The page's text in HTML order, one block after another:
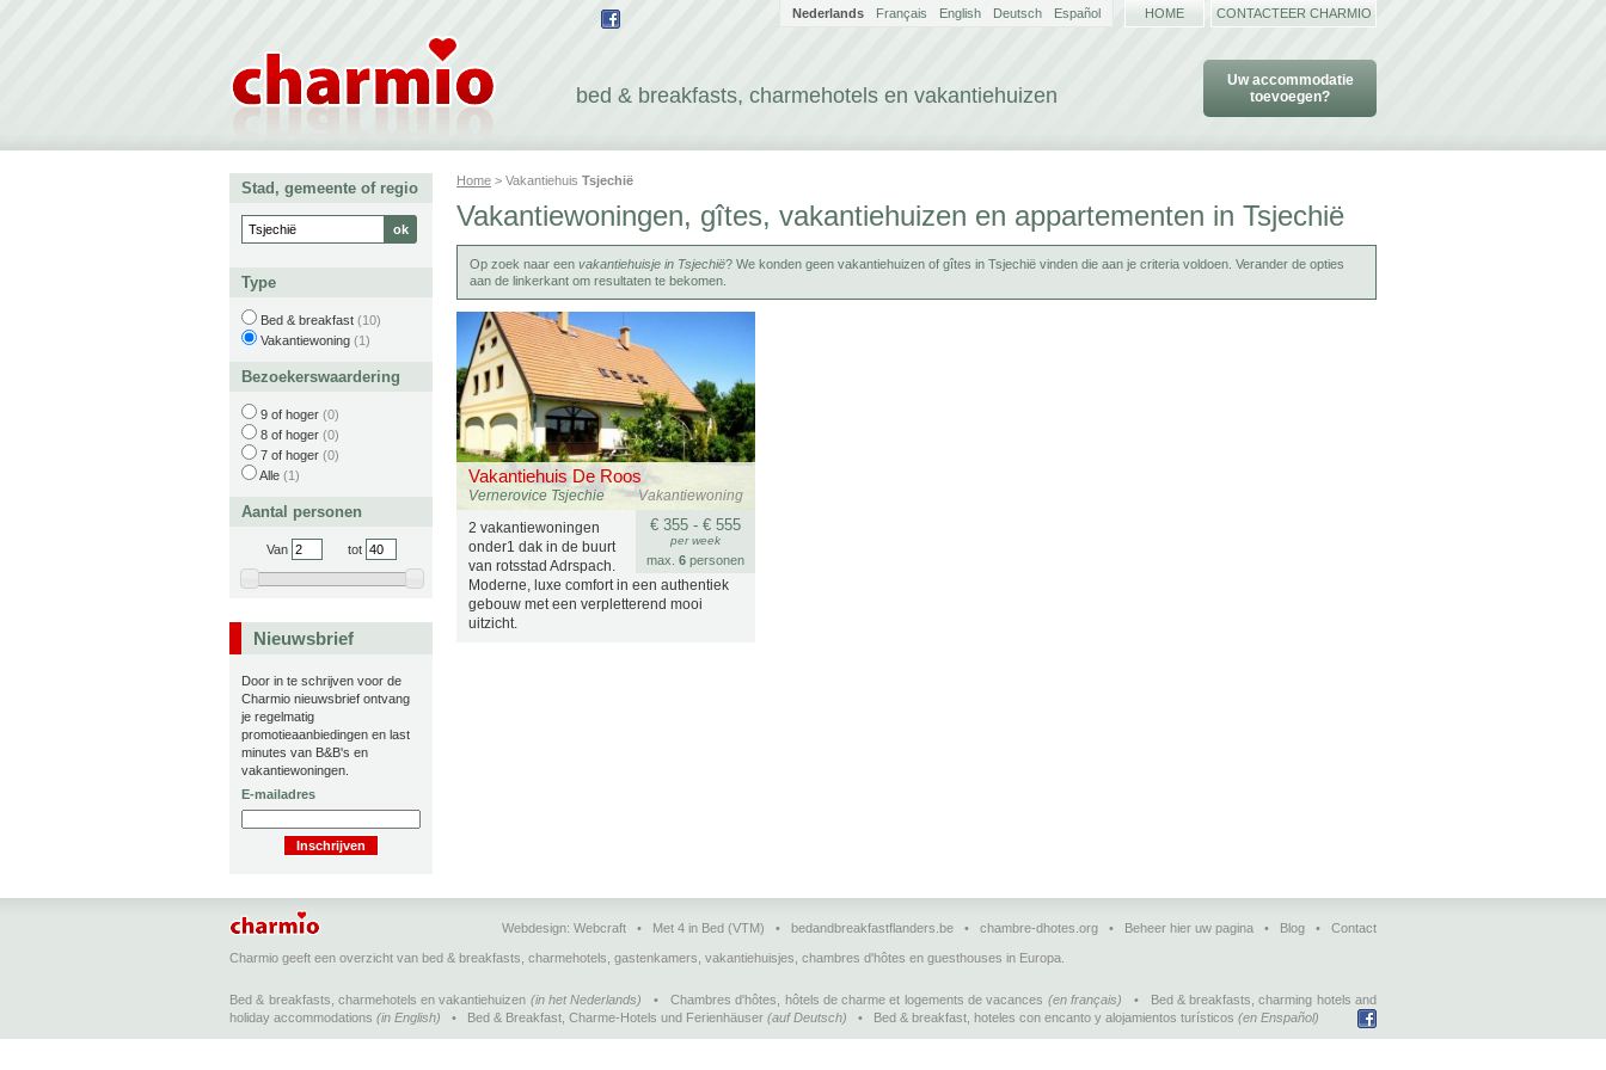
bed & breakfasts, charmehotels en vakantiehuizen
Uw accommodatie
toevoegen?
Nederlands Français English Deutsch Español HOME CONTACTEER CHARMIO
Home > Vakantiehuis Tsjechië
Vakantiewoningen, gîtes, vakantiehuizen en appartementen in Tsjechië
Op zoek naar een vakantiehuisje in Tsjechië? We konden geen vakantiehuizen of gîtes in Tsjechië vinden die aan je criteria voldoen. Verander de opties
aan de linkerkant om resultaten te bekomen.
Vakantiehuis De Roos
Vakantiewoning
Vernerovice Tsjechie
€ 355 - € 555
per week
max. 6 personen
2 vakantiewoningen
onder1 dak in de buurt
van rotsstad Adrspach.
Moderne, luxe comfort in een authentiek
gebouw met een verpletterend mooi
uitzicht.
Stad, gemeente of regio
Type
Bed & breakfast (10)
Vakantiewoning (1)
Bezoekerswaardering
9 of hoger (0)
8 of hoger (0)
7 of hoger (0)
Alle (1)
Aantal personen
Van tot
Nieuwsbrief
Door in te schrijven voor de
Charmio nieuwsbrief ontvang
je regelmatig
promotieaanbiedingen en last
minutes van B&B's en
vakantiewoningen.
E-mailadres
Webdesign: Webcraft • Met 4 in Bed (VTM) • bedandbreakfastflanders.be • chambre-dhotes.org • Beheer hier uw pagina • Blog • Contact
Charmio geeft een overzicht van bed & breakfasts, charmehotels, gastenkamers, vakantiehuisjes, chambres d'hôtes en guesthouses in Europa.
Bed & breakfasts, charmehotels en vakantiehuizen (in het Nederlands) •Chambres d'hôtes, hôtels de charme et logements de vacances (en français) •
Bed & breakfasts, charming hotels and
holiday accommodations (in English) • Bed & Breakfast, Charme-Hotels und Ferienhäuser (auf Deutsch) • Bed & breakfast, hoteles con encanto y alojamientos turísticos (en Enspañol)